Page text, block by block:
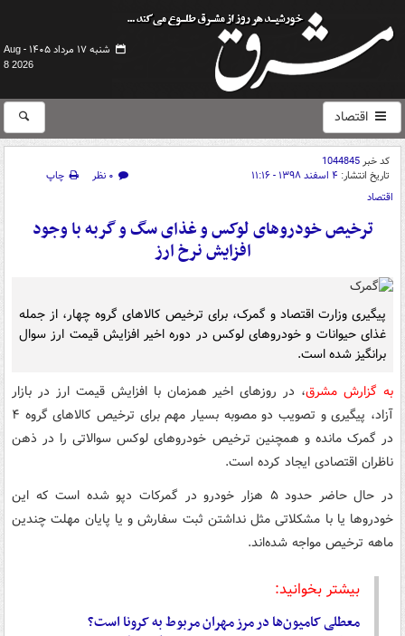
شنبه ۱۷ مرداد ۱۴۰۵ -
Aug
8 2026
اقتصاد
کد خبر1044845
تاریخ انتشار: ۴ اسفند ۱۳۹۸ - ۱۱:۱۶ ۰ نظر
چاپ
اقتصاد
ترخیص خودروهای لوکس و غذای سگ و گربه با وجود
افزایش نرخ ارز
پیگیری وزارت اقتصاد و گمرک، برای ترخیص کالاهای گروه چهار، از جمله
غذای حیوانات و خودروهای لوکس در دوره اخیر افزایش قیمت ارز سوال
برانگیز شده است.
به گزارش مشرق، در روزهای اخیر همزمان با افزایش قیمت ارز در بازار
آزاد، پیگیری و تصویب دو مصوبه بسیار مهم برای ترخیص کالاهای گروه ۴
در گمرک مانده و همچنین ترخیص خودروهای لوکس سوالاتی را در ذهن
ناظران اقتصادی ایجاد کرده است.
در حال حاضر حدود ۵ هزار خودرو در گمرکات دپو شده است که این
خودروها یا با مشکلاتی مثل نداشتن ثبت سفارش و یا پایان مهلت چندین
ماهه ترخیص مواجه شده‌اند.
بیشتر بخوانید:
معطلی‌ کامیون‌ها در مرز مهران مربوط به کرونا است؟